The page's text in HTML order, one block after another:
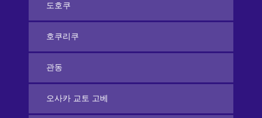
도호쿠
호쿠리쿠
관동
오사카 교토 고베